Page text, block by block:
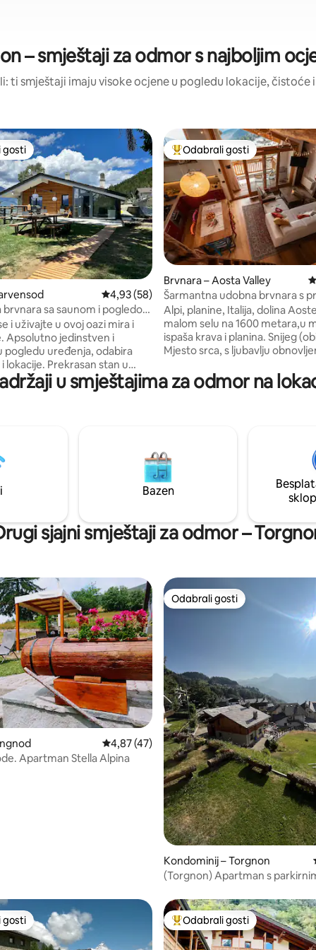
– smještaji za odmor s najboljim
ti smještaji imaju visoke ocjene u pogledu lokacije, čistoće
recenzija: 30
gosti
gosti
Prosječna ocjena: 4,93/5, recenzija: 58
4,93 (58)
brvnara sa saunom i pogledom
dah
i uživajte u ovoj oazi mira i
Apsolutno jedinstven i
pogledu uređenja, odabira
stan u
u Alpima doline D'Aosta
opremljen do najsitnijih
Privatna sauna na
+ 150 €
Među najviše rangiranima s
Odabrali gosti
Brvnara – Aosta Valley
Šarmantna udobna brvnara s
pogledom
Alpi, planine, Italija, dolina
malom selu na 1600 metara,u
ispaša krava i planina. Snijeg
Mjesto srca, s ljubavlju
pogled s velikih prozora i
one u potrazi za mirom,
u smještajima za odmor na
Bazen
sjajni smještaji za odmor –
recenzija: 29
Prosječna ocjena: 4,87/5, recenzija: 47
4,87 (47)
Apartman Stella Alpina
Odabrali gosti
Odabrali gosti
Kondominij – Torgnon
(Torgnon) Apartman s
gosti
gosti Među najviše rangiranima s
Odabrali gosti